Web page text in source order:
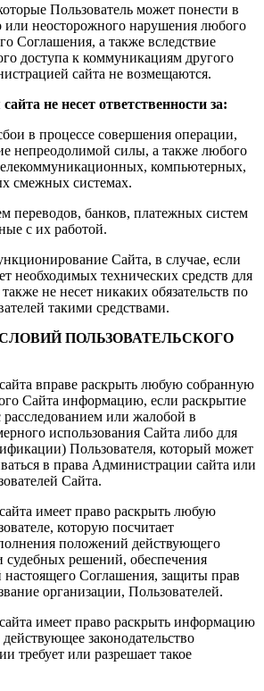
Пользователь может понести в
неосторожного нарушения любого
Соглашения, а также вследствие
доступа к коммуникациям другого
сайта не возмещаются.
не несет ответственности за:
в процессе совершения операции,
непреодолимой силы, а также любого
компьютерных,
смежных системах.
переводов, банков, платежных систем
с их работой.
Сайта, в случае, если
необходимых технических средств для
не несет никаких обязательств по
такими средствами.
ПОЛЬЗОВАТЕЛЬСКОГО
вправе раскрыть любую собранную
Сайта информацию, если раскрытие
расследованием или жалобой в
использования Сайта либо для
Пользователя, который может
в права Администрации сайта или
Сайта.
имеет право раскрыть любую
которую посчитает
положений действующего
судебных решений, обеспечения
Соглашения, защиты прав
организации, Пользователей.
имеет право раскрыть информацию
законодательство
требует или разрешает такое